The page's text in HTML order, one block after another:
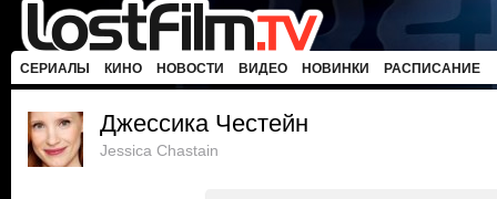
СЕРИАЛЫ КИНО НОВОСТИ ВИДЕО НОВИНКИ РАСПИСАНИЕ
Джессика Честейн
Jessica Chastain